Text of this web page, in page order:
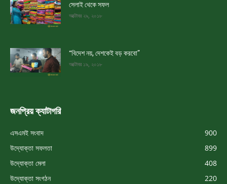
সেলাই থেকে সফল
অক্টোবর ২৯, ২০১৮
“বিদেশ নয়, দেশকেই বড় করবো”
অক্টোবর ১৯, ২০১৮
জনপ্রিয় ক্যাটাগরি
এসএমই সংবাদ
900
উদ্যোক্তা সফলতা
899
উদ্যোক্তা মেলা
408
উদ্যোক্তা সংগঠন
220